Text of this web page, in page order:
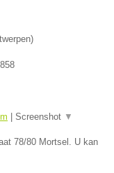
)
Screenshot ▼
78/80 Mortsel. U kan